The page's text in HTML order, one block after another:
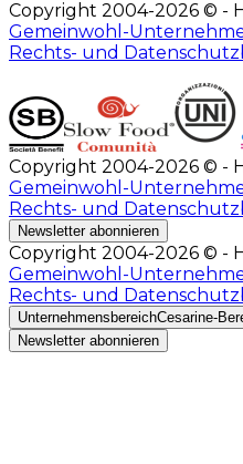
Copyright 2004-2026 © -
Gemeinwohl-
Rechts- und
Copyright 2004-2026 © -
Gemeinwohl-
Rechts- und
Newsletter abonnieren
Copyright 2004-2026 © -
Gemeinwohl-
Rechts- und
UnternehmensbereichCesarine-
Newsletter abonnieren